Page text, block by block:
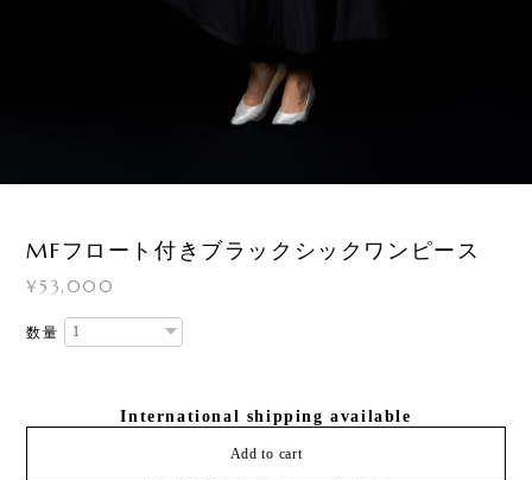
MFフロート付きブラックシックワンピース
¥53,000
数量
International shipping available
Add to cart